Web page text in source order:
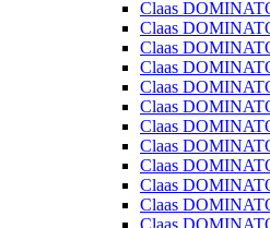
Claas
Claas
Claas
Claas
Claas
Claas
Claas
Claas
Claas
Claas
Claas
Claas